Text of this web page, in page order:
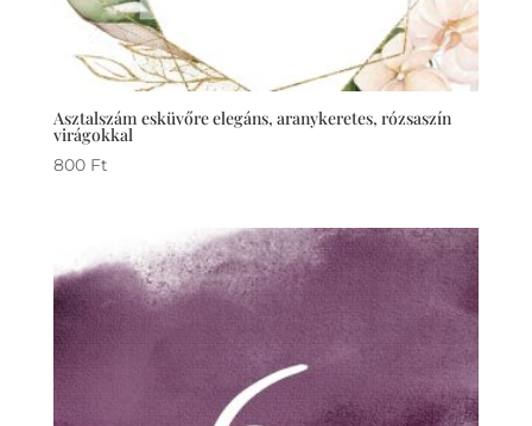
Asztalszám esküvőre elegáns, aranykeretes, rózsaszín
virágokkal
800 Ft